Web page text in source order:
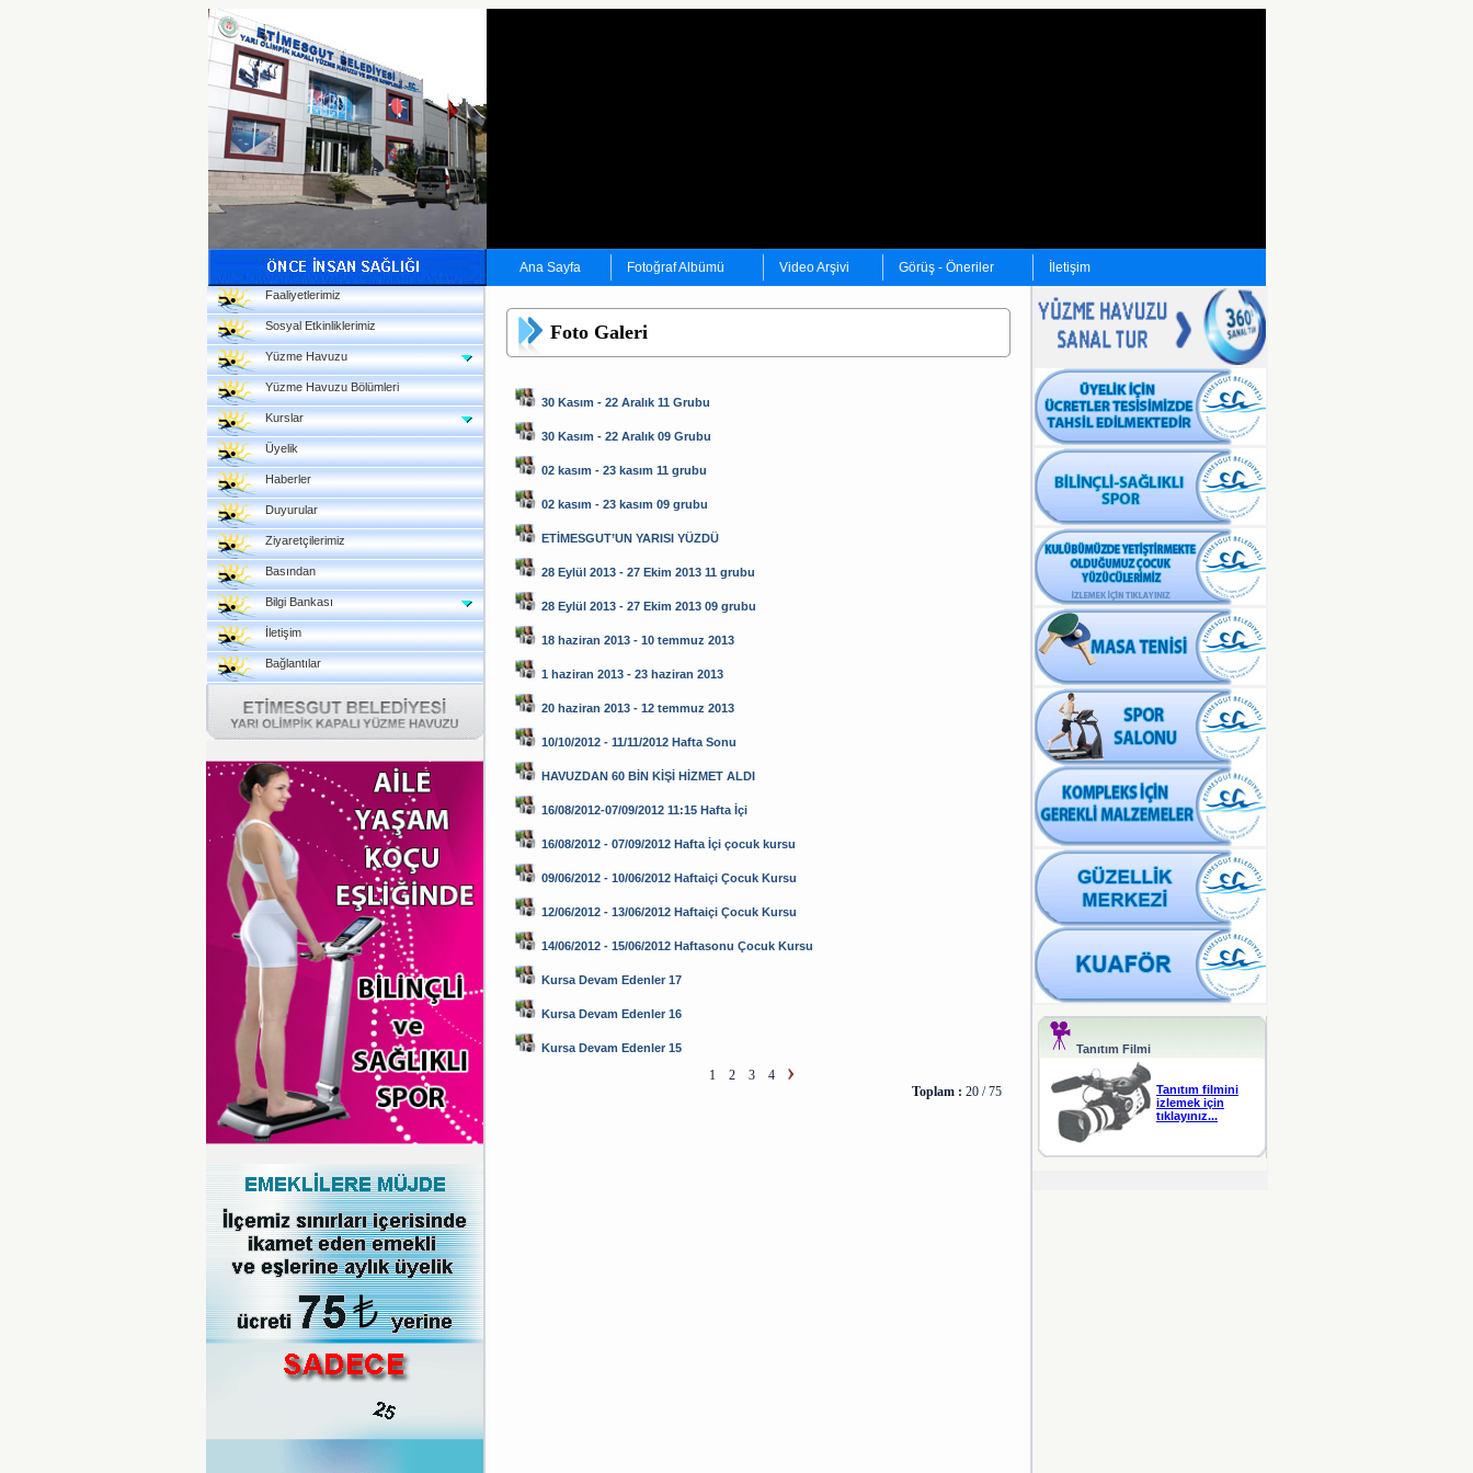
Ana Sayfa Fotoğraf Albümü Video Arşivi Görüş - Öneriler İletişim
Faaliyetlerimiz
Sosyal Etkinliklerimiz
Yüzme Havuzu
Yüzme Havuzu Bölümleri
Kurslar
Üyelik
Haberler
Duyurular
Ziyaretçilerimiz
Basından
Bilgi Bankası
İletişim
Bağlantılar
Foto Galeri
30 Kasım - 22 Aralık 11 Grubu
30 Kasım - 22 Aralık 09 Grubu
02 kasım - 23 kasım 11 grubu
02 kasım - 23 kasım 09 grubu
ETİMESGUT’UN YARISI YÜZDÜ
28 Eylül 2013 - 27 Ekim 2013 11 grubu
28 Eylül 2013 - 27 Ekim 2013 09 grubu
18 haziran 2013 - 10 temmuz 2013
1 haziran 2013 - 23 haziran 2013
20 haziran 2013 - 12 temmuz 2013
10/10/2012 - 11/11/2012 Hafta Sonu
HAVUZDAN 60 BİN KİŞİ HİZMET ALDI
16/08/2012-07/09/2012 11:15 Hafta İçi
16/08/2012 - 07/09/2012 Hafta İçi çocuk kursu
09/06/2012 - 10/06/2012 Haftaiçi Çocuk Kursu
12/06/2012 - 13/06/2012 Haftaiçi Çocuk Kursu
14/06/2012 - 15/06/2012 Haftasonu Çocuk Kursu
Kursa Devam Edenler 17
Kursa Devam Edenler 16
Kursa Devam Edenler 15
1 2 3
4
Toplam : 20 / 75
Tanıtım Filmi
Tanıtım filmini
izlemek için
tıklayınız...